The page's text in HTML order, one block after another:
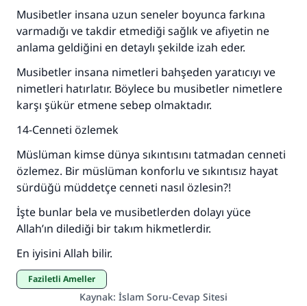
Musibetler insana uzun seneler boyunca farkına
varmadığı ve takdir etmediği sağlık ve afiyetin ne
anlama geldiğini en detaylı şekilde izah eder.
Musibetler insana nimetleri bahşeden yaratıcıyı ve
nimetleri hatırlatır. Böylece bu musibetler nimetlere
karşı şükür etmene sebep olmaktadır.
14-Cenneti özlemek
Müslüman kimse dünya sıkıntısını tatmadan cenneti
özlemez. Bir müslüman konforlu ve sıkıntısız hayat
sürdüğü müddetçe cenneti nasıl özlesin?!
İşte bunlar bela ve musibetlerden dolayı yüce
Allah’ın dilediği bir takım hikmetlerdir.
En iyisini Allah bilir.
Faziletli Ameller
Kaynak: İslam Soru-Cevap Sitesi